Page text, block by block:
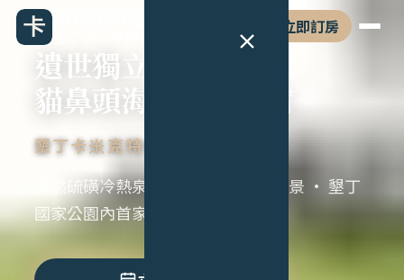
COMIC B&B
墾丁卡米克民宿 立即訂房
墾丁國家公園海岸、光害極低 · 貓鼻頭
遺世獨立
貓鼻頭海景硫泉民宿
墾丁卡米克特色民宿
天然硫磺冷熱泉 · 近2000坪草原海景 · 墾丁
國家公園內首家合法特色民宿